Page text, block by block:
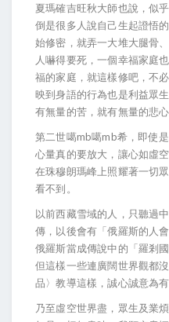
夏瑪確吉旺秋大師也說，似
倒是很多人說自己生起證悟
始修密，就弄一大堆大腿骨
人嚇得要死，一個幸福家庭
福的家庭，就這樣修吧，不
映到身語的行為也是利益眾
有無量的苦，就有無量的悲心
第二世噶mb噶mb希，即使
心量真的要放大，讓心如虛
在珠穆朗瑪峰上照耀著一切
看不到。
以前西藏雪域的人，只聽過
傳，以後會有「俄羅斯的人
俄羅斯當成傳說中的「羅剎
但這樣一些連廣闊世界觀都
品〉教導這樣，誠心誠意為
乃至虛空世界盡，眾生及業煩